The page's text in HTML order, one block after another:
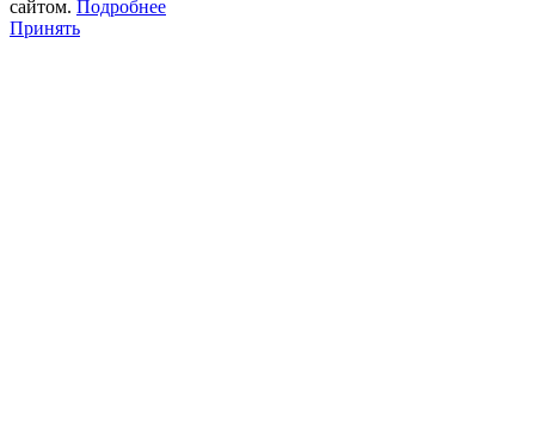
сайтом. Подробнее
Принять